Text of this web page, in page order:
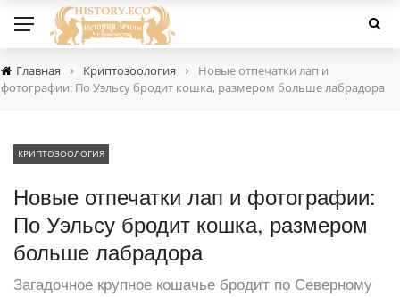
Главная › Криптозоология ›
Новые отпечатки лап и
фотографии: По Уэльсу бродит кошка, размером больше лабрадора
КРИПТОЗООЛОГИЯ
Новые отпечатки лап и фотографии:
По Уэльсу бродит кошка, размером
больше лабрадора
Загадочное крупное кошачье бродит по Северному